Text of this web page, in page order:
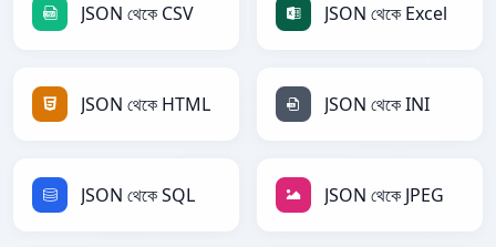
JSON থেকে CSV JSON থেকে Excel
JSON থেকে HTML JSON থেকে INI
JSON থেকে SQL JSON থেকে JPEG